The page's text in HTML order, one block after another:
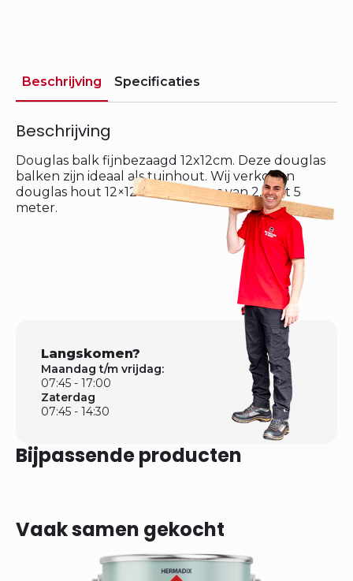
Beschrijving Specificaties
Beschrijving
Douglas balk fijnbezaagd 12x12cm. Deze douglas
balken zijn ideaal als tuinhout. Wij verkopen
douglas hout 12×12 in de lengtes van 2,5 tot 5
meter.
Langskomen?
Maandag t/m vrijdag:
07:45 - 17:00
Zaterdag
07:45 - 14:30
Bijpassende producten
Vaak samen gekocht